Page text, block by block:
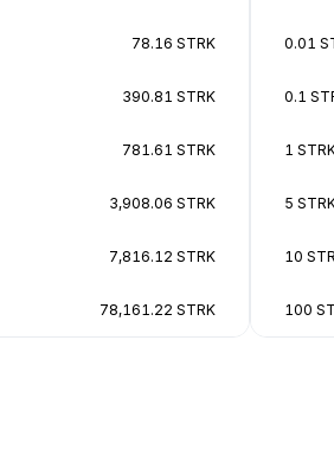
78.16 STRK
390.81 STRK
781.61 STRK
3,908.06 STRK
7,816.12 STRK
78,161.22 STRK
0.01
0.1
1
5
10
100